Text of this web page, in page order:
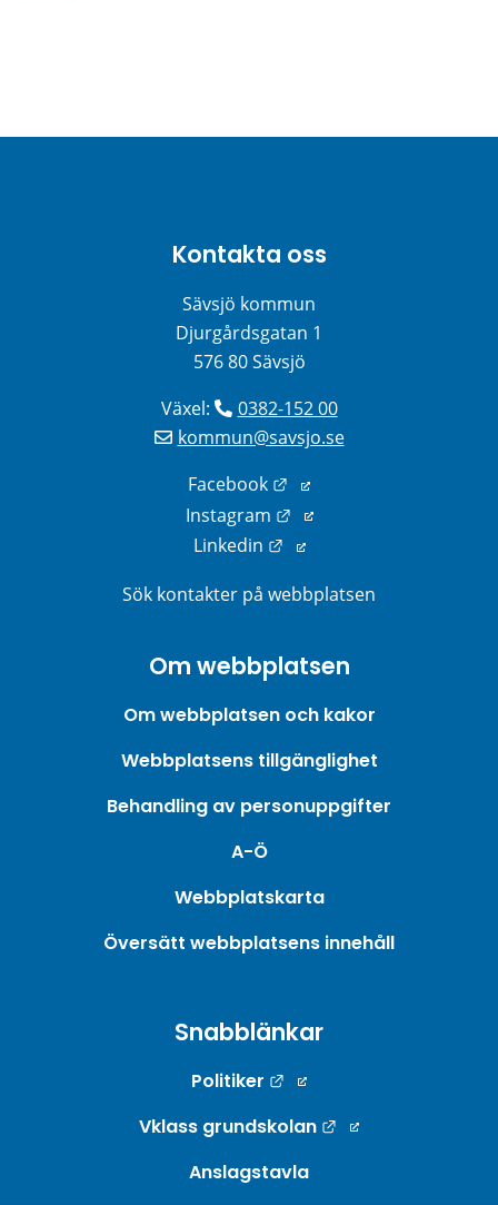
Kontakta oss
Sävsjö kommun
Djurgårdsgatan 1
576 80 Sävsjö
Växel:
0382-152 00
kommun@savsjo.se
Facebook
Länk till annan
Instagram
Länk till annan
Linkedin
Länk till annan webbplats.
Sök kontakter på webbplatsen
Om webbplatsen
Om webbplatsen och kakor
Webbplatsens tillgänglighet
Behandling av personuppgifter
A-Ö
Webbplatskarta
Översätt webbplatsens innehåll
Snabblänkar
Politiker
Länk till annan
Vklass grundskolan
Länk till annan
Anslagstavla